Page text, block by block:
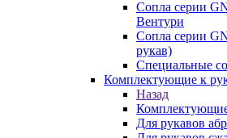
Сопла серии
Вентури
Сопла серии
рукав)
Специальные
Комплектующие к
Назад
Для рукавов